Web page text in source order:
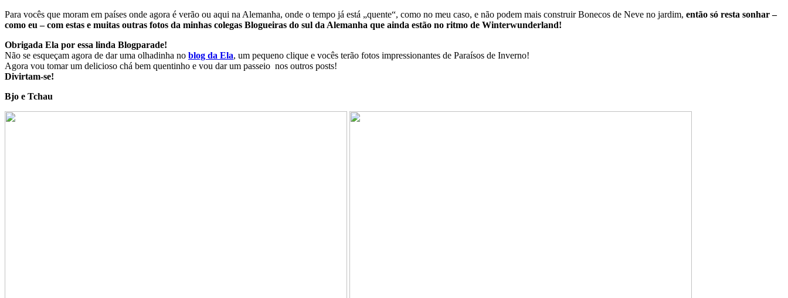
Para vocês que moram em países onde agora é verão ou aqui na Alemanha, onde o tempo já está „quente“, como no meu caso, e não podem mais construir Bonecos de Neve no jardim, então só resta sonhar –
como eu – com estas e muitas outras fotos da minhas colegas Blogueiras do sul da Alemanha que ainda estão no ritmo de Winterwunderland!
Obrigada Ela por essa linda Blogparade!
Não se esqueçam agora de dar uma olhadinha no blog da Ela, um pequeno clique e vocês terão fotos impressionantes de Paraísos de Inverno!
Agora vou tomar um delicioso chá bem quentinho e vou dar um passeio nos outros posts!
Divirtam-se!
Bjo e Tchau